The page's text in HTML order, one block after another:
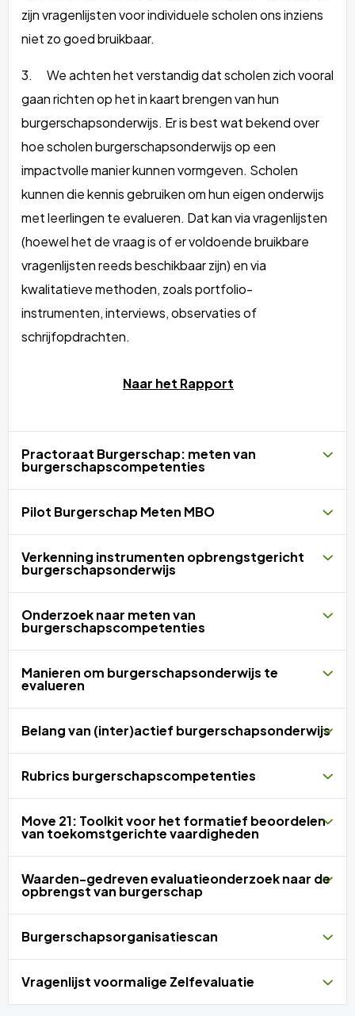
zijn vragenlijsten voor individuele scholen ons inziens
niet zo goed bruikbaar.
3. We achten het verstandig dat scholen zich vooral
gaan richten op het in kaart brengen van hun
burgerschapsonderwijs. Er is best wat bekend over
hoe scholen burgerschapsonderwijs op een
impactvolle manier kunnen vormgeven. Scholen
kunnen die kennis gebruiken om hun eigen onderwijs
met leerlingen te evalueren. Dat kan via vragenlijsten
(hoewel het de vraag is of er voldoende bruikbare
vragenlijsten reeds beschikbaar zijn) en via
kwalitatieve methoden, zoals portfolio-
instrumenten, interviews, observaties of
schrijfopdrachten.
Naar het Rapport
Practoraat Burgerschap: meten van
burgerschapscompetenties
Pilot Burgerschap Meten MBO
Verkenning instrumenten opbrengstgericht
burgerschapsonderwijs
Onderzoek naar meten van
burgerschapscompetenties
Manieren om burgerschapsonderwijs te
evalueren
Belang van (inter)actief burgerschapsonderwijs
Rubrics burgerschapscompetenties
Move 21: Toolkit voor het formatief beoordelen
van toekomstgerichte vaardigheden
Waarden-gedreven evaluatieonderzoek naar de
opbrengst van burgerschap
Burgerschapsorganisatiescan
Vragenlijst voormalige Zelfevaluatie